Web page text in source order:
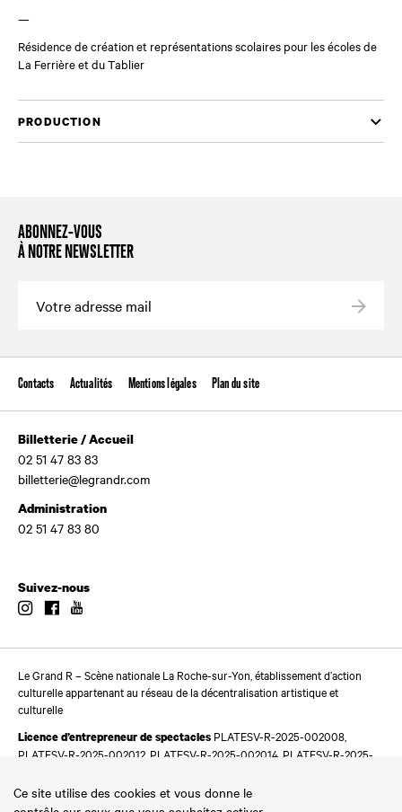
—
Résidence de création et représentations scolaires pour les écoles de
La Ferrière et du Tablier
PRODUCTION
ABONNEZ-VOUS
À NOTRE NEWSLETTER
Contacts Actualités Mentions légales Plan du site
Billetterie / Accueil
02 51 47 83 83
billetterie@legrandr.com
Administration
02 51 47 83 80
Suivez-nous
InstagramFacebook
Le Grand R – Scène nationale La Roche-sur-Yon, établissement d’action
culturelle appartenant au réseau de la décentralisation artistique et
culturelle
Licence d’entrepreneur de spectacles PLATESV-R-2025-002008,
PLATESV-R-2025-002012, PLATESV-R-2025-002014, PLATESV-R-2025-
Ce site utilise des cookies et vous donne le